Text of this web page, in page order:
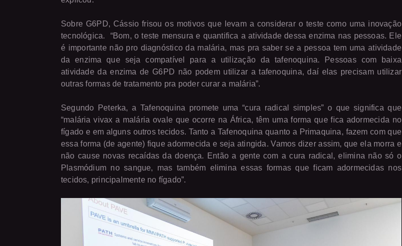
Sobre G6PD, Cássio frisou os motivos que levam a considerar o teste como uma inovação
tecnológica.
“Bom, o teste mensura e quantifica a atividade dessa enzima nas pessoas. Ele
é importante não pro diagnóstico da malária, mas pra saber se a pessoa tem uma atividade
da enzima que seja compatível para a utilização da tafenoquina. Pessoas com baixa
atividade da enzima de G6PD não podem utilizar a tafenoquina, daí elas precisam utilizar
outras formas de tratamento pra poder curar a malária”.
Segundo Peterka, a Tafenoquina promete uma “cura radical simples” o que significa que
“malária vivax a malária ovale que ocorre na África, têm uma forma que fica adormecida no
fígado e em alguns outros tecidos. Tanto a Tafenoquina quanto a Primaquina, fazem com que
essa forma (de agente) fique adormecida e seja atingida. Vamos dizer assim, que ela morra e
não cause novas recaídas da doença. Então a gente com a cura radical, elimina não só o
Plasmódium no sangue, mas também elimina essas formas que ficam adormecidas nos
tecidos, principalmente no fígado”.